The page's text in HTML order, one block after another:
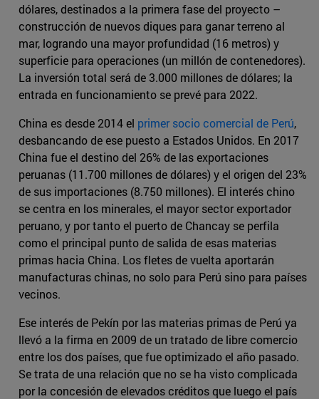
dólares, destinados a la primera fase del proyecto –
construcción de nuevos diques para ganar terreno al
mar, logrando una mayor profundidad (16 metros) y
superficie para operaciones (un millón de contenedores).
La inversión total será de 3.000 millones de dólares; la
entrada en funcionamiento se prevé para 2022.
China es desde 2014 el primer socio comercial de Perú,
desbancando de ese puesto a Estados Unidos. En 2017
China fue el destino del 26% de las exportaciones
peruanas (11.700 millones de dólares) y el origen del 23%
de sus importaciones (8.750 millones). El interés chino
se centra en los minerales, el mayor sector exportador
peruano, y por tanto el puerto de Chancay se perfila
como el principal punto de salida de esas materias
primas hacia China. Los fletes de vuelta aportarán
manufacturas chinas, no solo para Perú sino para países
vecinos.
Ese interés de Pekín por las materias primas de Perú ya
llevó a la firma en 2009 de un tratado de libre comercio
entre los dos países, que fue optimizado el año pasado.
Se trata de una relación que no se ha visto complicada
por la concesión de elevados créditos que luego el país